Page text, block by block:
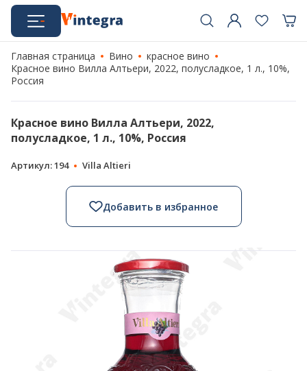
Главная страница Вино
красное вино
Красное вино Вилла Алтьери, 2022, полусладкое, 1 л., 10%,
Россия
Красное вино Вилла Алтьери, 2022,
полусладкое, 1 л., 10%, Россия
Артикул: 194 Villa Altieri
Добавить в избранное